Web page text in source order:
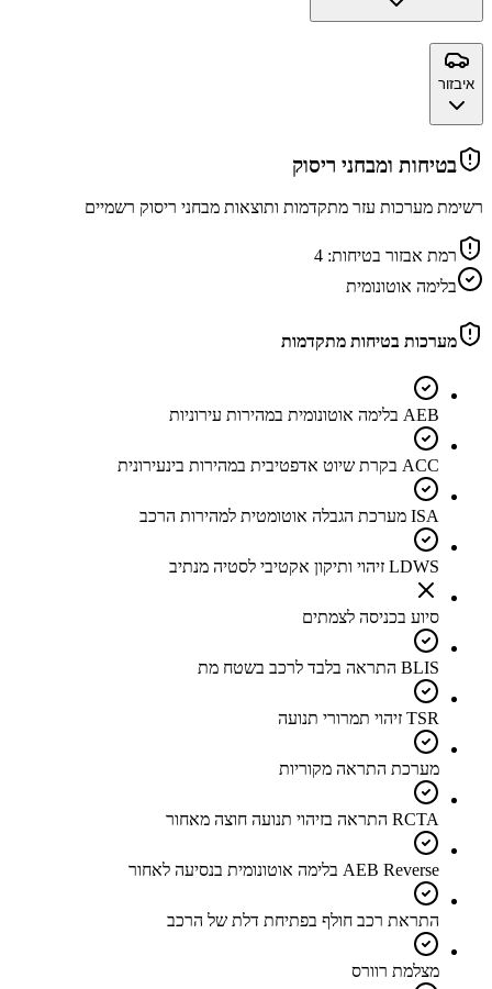
איבזור
בטיחות ומבחני ריסוק
רשימת מערכות עזר מתקדמות ותוצאות מבחני ריסוק רשמיים
רמת אבזור בטיחות: 4
בלימה אוטונומית
מערכות בטיחות מתקדמות
AEB בלימה אוטונומית במהירות עירוניות
ACC בקרת שיוט אדפטיבית במהירות בינעירונית
ISA מערכת הגבלה אוטומטית למהירות הרכב
LDWS זיהוי ותיקון אקטיבי לסטיה מנתיב
סיוע בכניסה לצמתים
BLIS התראה בלבד לרכב בשטח מת
TSR זיהוי תמרורי תנועה
מערכת התראה מקוריות
RCTA התראה בזיהוי תנועה חוצה מאחור
AEB Reverse בלימה אוטונומית בנסיעה לאחור
התראת רכב חולף בפתיחת דלת של הרכב
מצלמת רוורס